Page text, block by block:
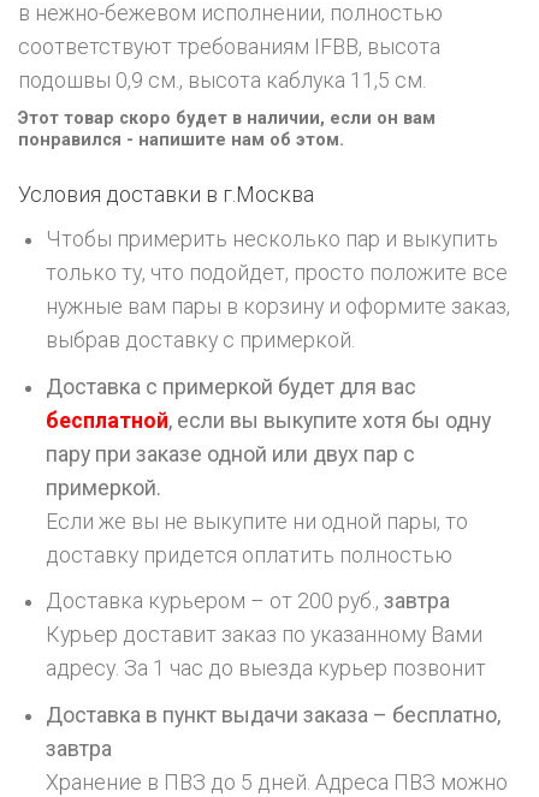
в нежно-бежевом исполнении, полностью
соответствуют требованиям IFBB, высота
подошвы 0,9 см., высота каблука 11,5 см.
Этот товар скоро будет в наличии, если он вам
понравился - напишите нам об этом.
Условия доставки в г. Москва
Чтобы примерить несколько пар и выкупить
только ту, что подойдет, просто положите все
нужные вам пары в корзину и оформите заказ,
выбрав доставку с примеркой.
Доставка с примеркой будет для вас
бесплатной, если вы выкупите хотя бы одну
пару при заказе одной или двух пар с
примеркой.
Если же вы не выкупите ни одной пары, то
доставку придется оплатить полностью
Доставка курьером – от 200 руб.,завтра
Курьер доставит заказ по указанному Вами
адресу. За 1 час до выезда курьер позвонит
Доставка в пункт выдачи заказа – бесплатно,
завтра
Хранение в ПВЗ до 5 дней. Адреса ПВЗ можно